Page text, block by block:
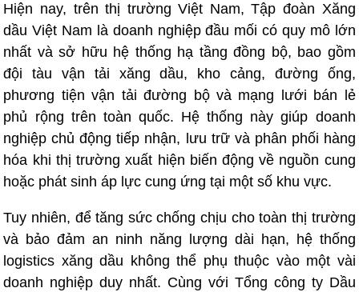
Hiện nay, trên thị trường Việt Nam, Tập đoàn Xăng
dầu Việt Nam là doanh nghiệp đầu mối có quy mô lớn
nhất và sở hữu hệ thống hạ tầng đồng bộ, bao gồm
đội tàu vận tải xăng dầu, kho cảng, đường ống,
phương tiện vận tải đường bộ và mạng lưới bán lẻ
phủ rộng trên toàn quốc. Hệ thống này giúp doanh
nghiệp chủ động tiếp nhận, lưu trữ và phân phối hàng
hóa khi thị trường xuất hiện biến động về nguồn cung
hoặc phát sinh áp lực cung ứng tại một số khu vực.
Tuy nhiên, để tăng sức chống chịu cho toàn thị trường
và bảo đảm an ninh năng lượng dài hạn, hệ thống
logistics xăng dầu không thể phụ thuộc vào một vài
doanh nghiệp duy nhất. Cùng với Tổng công ty Dầu